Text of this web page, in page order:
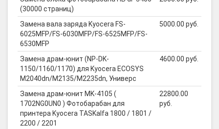
(30000 страниц)
Замена вала заряда Kyocera FS-
6025MFP/FS-6030MFP/FS-6525MFP/FS-
6530MFP
5000.00 руб.
Замена драм-юнит (NP-DK-
1150/1160/1170) для Kyocera ECOSYS
M2040dn/M2135/M2235dn, Универс
4600.00 руб.
Замена драм-юнит MK-4105 (
1702NG0UN0 ) Фотобарабан для
принтера Kyocera TASKalfa 1800 / 1801 /
2200 / 2201
22800.00
руб.